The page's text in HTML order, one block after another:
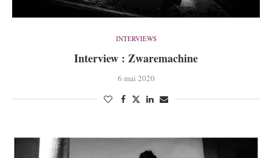
INTERVIEWS
Interview : Zwaremachine
6 mai 2020